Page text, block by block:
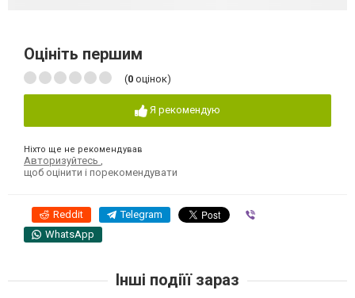
Оцініть першим
(0 оцінок)
Я рекомендую
Ніхто ще не рекомендував
Авторизуйтесь
щоб оцінити і порекомендувати
Reddit Telegram
WhatsApp
Інші подіїї зараз